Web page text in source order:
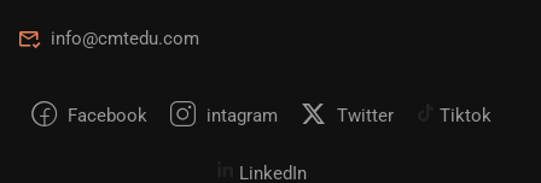
info@cmtedu.com
Facebook intagram Twitter Tiktok
LinkedIn